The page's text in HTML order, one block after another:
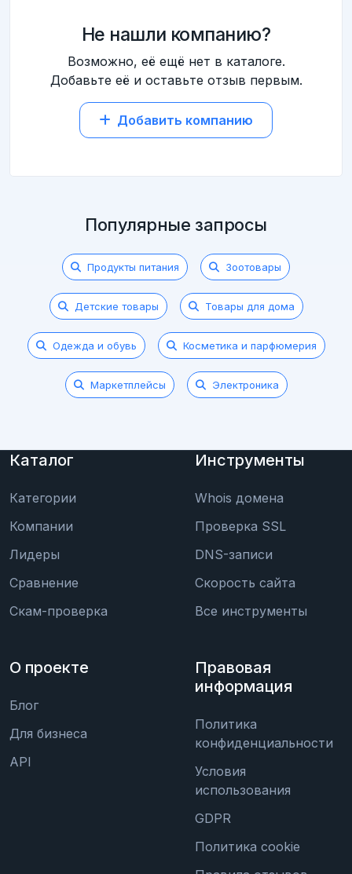
Не нашли компанию?
Возможно, её ещё нет в каталоге.
Добавьте её и оставьте отзыв первым.
Добавить компанию
Популярные запросы
Продукты питания Зоотовары
Детские товары Товары для дома
Одежда и обувь Косметика и парфюмерия
Маркетплейсы Электроника
Каталог
Категории
Компании
Лидеры
Сравнение
Скам-проверка
Инструменты
Whois домена
Проверка SSL
DNS-записи
Скорость сайта
Все инструменты
О проекте
Блог
Для бизнеса
API
Правовая
информация
Политика
конфиденциальности
Условия
использования
GDPR
Политика cookie